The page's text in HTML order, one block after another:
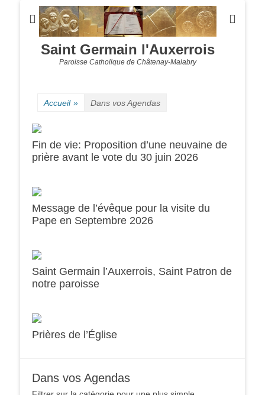
Saint Germain l'Auxerrois
Paroisse Catholique de Châtenay-Malabry
Accueil » Dans vos Agendas
Fin de vie: Proposition d’une neuvaine de
prière avant le vote du 30 juin 2026
Message de l’évêque pour la visite du
Pape en Septembre 2026
Saint Germain l’Auxerrois, Saint Patron de
notre paroisse
Prières de l’Église
Dans vos Agendas
0h00
1h00
2h00
3h00
5h00